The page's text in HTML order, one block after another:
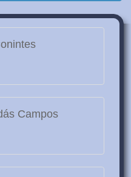
Campos